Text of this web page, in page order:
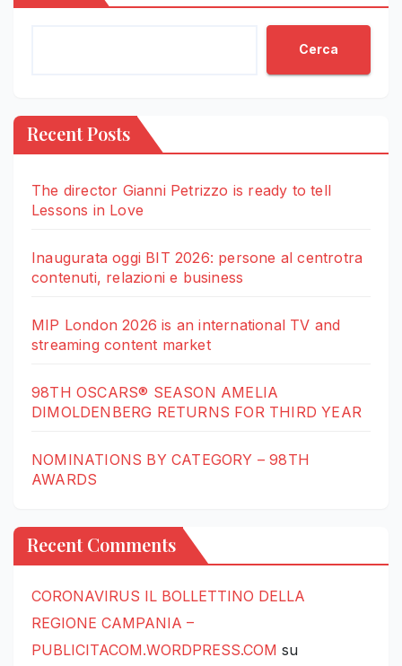
Cerca
Recent Posts
The director Gianni Petrizzo is ready to tell
Lessons in Love
Inaugurata oggi BIT 2026: persone al centrotra
contenuti, relazioni e business
MIP London 2026 is an international TV and
streaming content market
98TH OSCARS® SEASON AMELIA
DIMOLDENBERG RETURNS FOR THIRD YEAR
NOMINATIONS BY CATEGORY – 98TH
AWARDS
Recent Comments
CORONAVIRUS IL BOLLETTINO DELLA
REGIONE CAMPANIA –
PUBLICITACOM.WORDPRESS.COM su